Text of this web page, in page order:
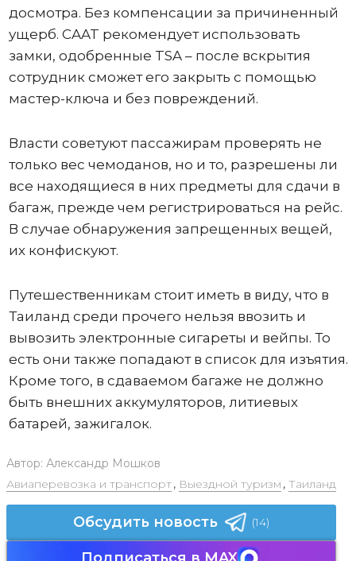
досмотра. Без компенсации за причиненный
ущерб. CAAT рекомендует использовать
замки, одобренные TSA – после вскрытия
сотрудник сможет его закрыть с помощью
мастер-ключа и без повреждений.
Власти советуют пассажирам проверять не
только вес чемоданов, но и то, разрешены ли
все находящиеся в них предметы для сдачи в
багаж, прежде чем регистрироваться на рейс.
В случае обнаружения запрещенных вещей,
их конфискуют.
Путешественникам стоит иметь в виду, что в
Таиланд среди прочего нельзя ввозить и
вывозить электронные сигареты и вейпы. То
есть они также попадают в список для изъятия.
Кроме того, в сдаваемом багаже не должно
быть внешних аккумуляторов, литиевых
батарей, зажигалок.
Автор: Александр Мошков
Авиаперевозка и транспорт, Выездной туризм , Таиланд
Обсудить новость (14)